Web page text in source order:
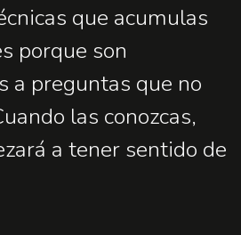
que acumulas
porque son
a preguntas que no
las conozcas,
a tener sentido de